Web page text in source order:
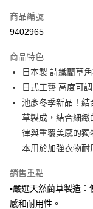
悠遊付
全盈+PAY
大哥付你分期
相關說明
【大哥付你分期使用說
1.本服務由台灣大哥大
2.付款方式選擇「大哥
流程，驗證手機門號
3.實際核准額度、可分
4.訂單成立30分鐘內，
消。如遇「轉專審核」
法說明評估內容。
ATM付款
運送方式
宅配$499免運
每筆NT$150，滿
商品編號
9402965
商品特色
日本製 詩織藺草
日式工藝 高度可
池彥冬季新品！結
草製成，結合細緻
律與重覆美感的獨
本用於加強衣物耐
銷售重點
▪嚴選天然藺草製造
感和耐用性。